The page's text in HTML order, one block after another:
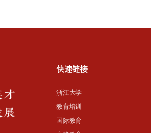
快速链接
浙江大学
教育培训
国际教育